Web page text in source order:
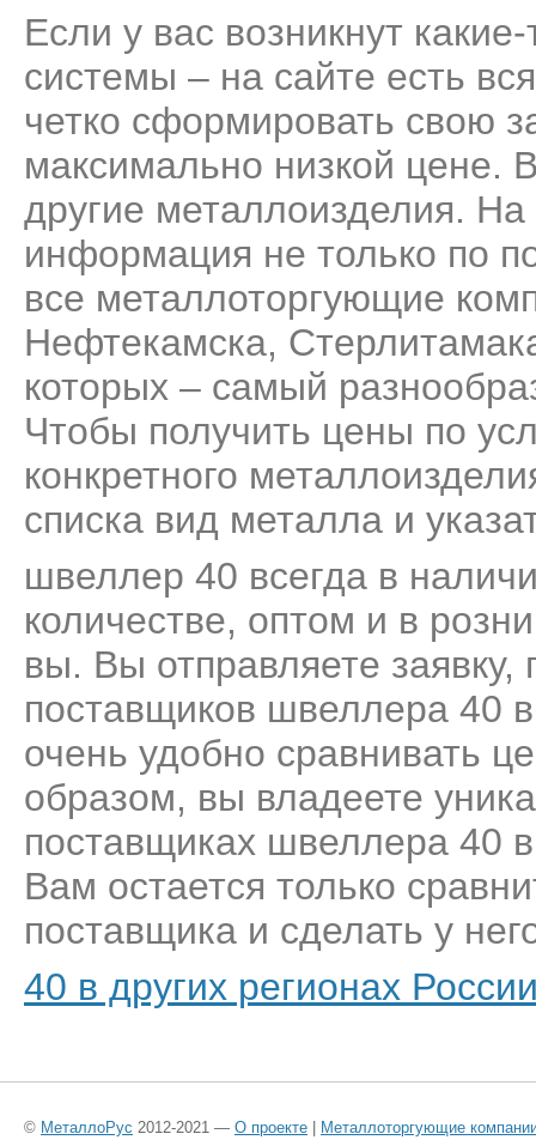
Если у вас возникнут
системы – на сайте есть
четко сформировать свою
максимально низкой цене.
другие металлоизделия.
информация не только по
все металлоторгующие
Нефтекамска,
которых – самый
Чтобы получить цены по
конкретного
списка вид металла и
швеллер 40 всегда в
количестве, оптом и в
вы. Вы отправляете заявку,
поставщиков швеллера 40
очень удобно сравнивать
образом, вы владеете
поставщиках швеллера 40
Вам остается только
поставщика и сделать у
40 в других регионах
© МеталлоРус 2012-2021 — О проекте Металлоторгующие